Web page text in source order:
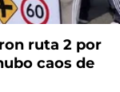
ruta 2 por
caos de